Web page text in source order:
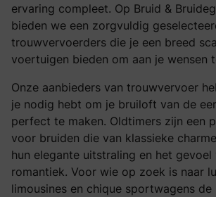
ervaring compleet. Op Bruid &
bieden we een zorgvuldig
trouwvervoerders die je een breed
voertuigen bieden om aan je wensen
Onze aanbieders van trouwvervoer
je nodig hebt om je bruiloft van de
perfect te maken. Oldtimers zijn een
voor bruiden die van klassieke
hun elegante uitstraling en het
romantiek. Voor wie op zoek is naar
limousines en chique sportwagens